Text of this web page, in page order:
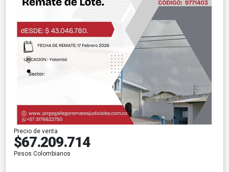
Precio de venta
$67.209.714
Pesos Colombianos